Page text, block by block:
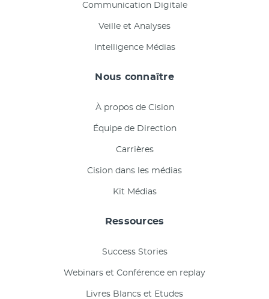
Communication Digitale
Veille et Analyses
Intelligence Médias
Nous connaître
À propos de Cision
Équipe de Direction
Carrières
Cision dans les médias
Kit Médias
Ressources
Success Stories
Webinars et Conférence en replay
Livres Blancs et Etudes